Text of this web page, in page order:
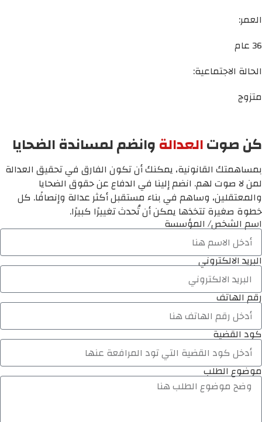
العمر:
36 عام
الحالة الاجتماعية:
متزوج
كن صوتالعدالةوانضم لمساندة الضحايا
بمساهمتك القانونية، يمكنك أن تكون الفارق في تحقيق العدالة
لمن لا صوت لهم. انضم إلينا في الدفاع عن حقوق الضحايا
والمعتقلين، وساهم في بناء مستقبل أكثر عدالة وإنصافًا. كل
خطوة صغيرة تتخذها يمكن أن تُحدث تغييرًا كبيرًا.
اسم الشخص/ المؤسسة
البريد الالكتروني
رقم الهاتف
كود القضية
موضوع الطلب